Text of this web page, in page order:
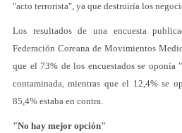
"acto terrorista", ya que destruiría los
Los resultados de una encuesta
Federación Coreana de Movimientos
que el 73% de los encuestados se oponía
contaminada, mientras que el 12,4% se
85,4% estaba en contra.
"No hay mejor opción"